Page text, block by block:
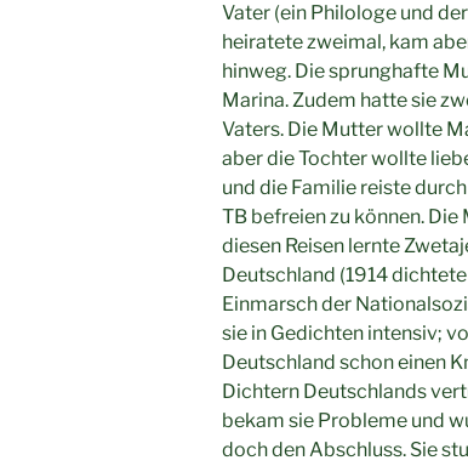
Vater (ein Philologe und
heiratete zweimal, kam
hinweg. Die sprunghafte
Marina. Zudem hatte sie
Vaters. Die Mutter wollte
aber die Tochter wollte
und die Familie reiste
TB befreien zu können.
diesen Reisen lernte
Deutschland (1914
Einmarsch der
sie in Gedichten intensiv;
Deutschland schon einen
Dichtern Deutschlands
bekam sie Probleme und
doch den Abschluss. Sie